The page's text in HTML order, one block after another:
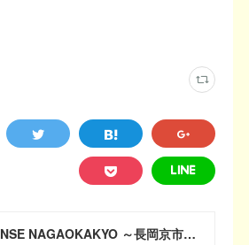
SENSE NAGAOKAKYO ～長岡京市のサブサイト～